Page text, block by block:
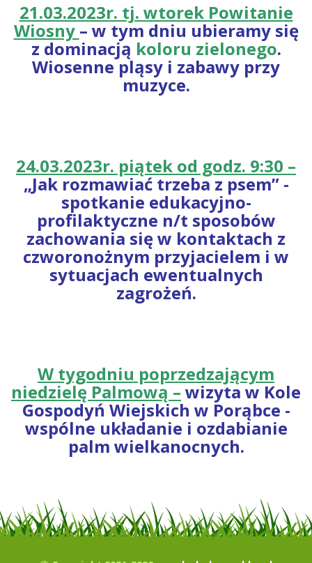
21.03.2023r. tj. wtorek Powitanie
Wiosny – w tym dniu ubieramy się
z dominacją koloru zielonego.
Wiosenne pląsy i zabawy przy
muzyce.
24.03.2023r. piątek od godz. 9:30 –
„Jak rozmawiać trzeba z psem” -
spotkanie edukacyjno-
profilaktyczne n/t sposobów
zachowania się w kontaktach z
czworonożnym przyjacielem i w
sytuacjach ewentualnych
zagrożeń.
W tygodniu poprzedzającym
niedzielę Palmową – wizyta w Kole
Gospodyń Wiejskich w Porąbce -
wspólne układanie i ozdabianie
palm wielkanocnych.